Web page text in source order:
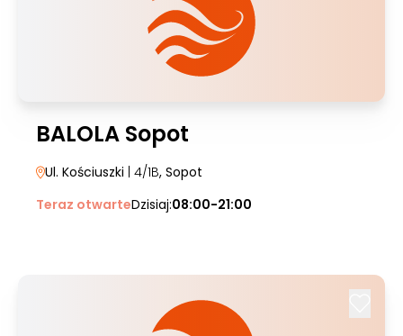
BALOLA Sopot
Ul. Kościuszki | 4/1B, Sopot
Teraz otwarteDzisiaj:08:00-21:00